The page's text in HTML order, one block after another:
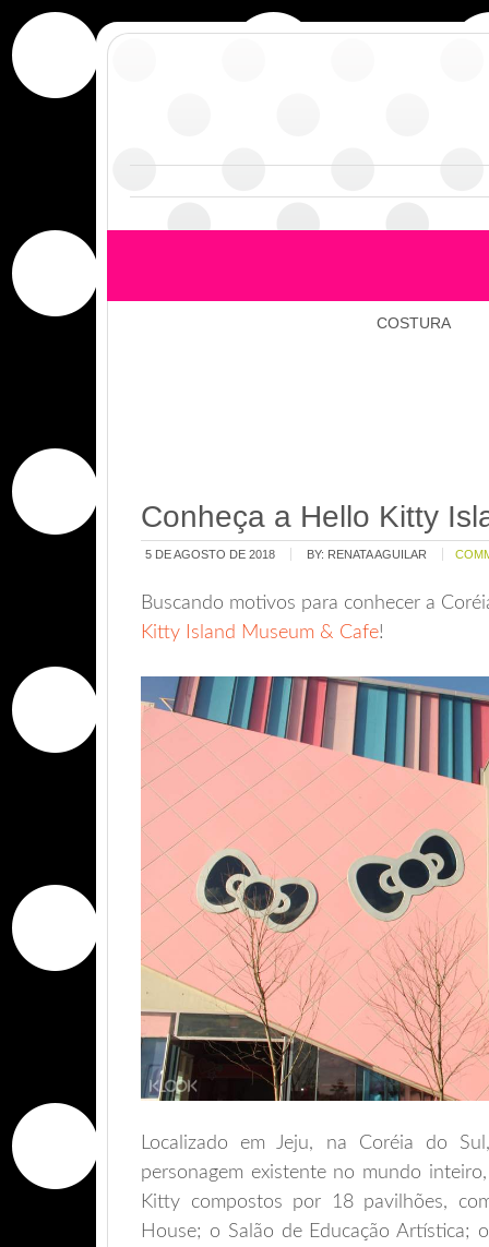
COSTURA
Conheça a Hello Kitty
5 DE AGOSTO DE 2018 BY: RENATA AGUILAR
Buscando motivos para conhecer a
Kitty Island Museum & Cafe!
Localizado em Jeju, na Coréia do
personagem existente no mundo
Kitty compostos por 18 pavilhões,
House; o Salão de Educação Artística;